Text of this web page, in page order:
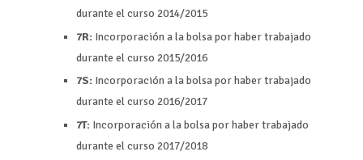
durante el curso 2014/2015
7R: Incorporación a la bolsa por haber trabajado
durante el curso 2015/2016
7S: Incorporación a la bolsa por haber trabajado
durante el curso 2016/2017
7T: Incorporación a la bolsa por haber trabajado
durante el curso 2017/2018